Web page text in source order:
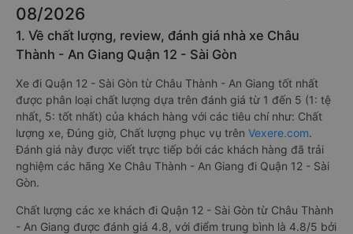
08/2026
1. Về chất lượng, review, đánh giá nhà xe Châu
Thành - An Giang Quận 12 - Sài Gòn
Xe đi Quận 12 - Sài Gòn từ Châu Thành - An Giang tốt nhất
được phân loại chất lượng dựa trên đánh giá từ 1 đến 5 (1: tệ
nhất, 5: tốt nhất) của khách hàng với các tiêu chí như: Chất
lượng xe, Đúng giờ, Chất lượng phục vụ trên Vexere.com.
Đánh giá này được viết trực tiếp bởi các khách hàng đã trải
nghiệm các hãng Xe Châu Thành - An Giang đi Quận 12 - Sài
Gòn.
Chất lượng các xe khách đi Quận 12 - Sài Gòn từ Châu Thành
- An Giang được đánh giá 4.8, với điểm trung bình là 4.8/5 bởi